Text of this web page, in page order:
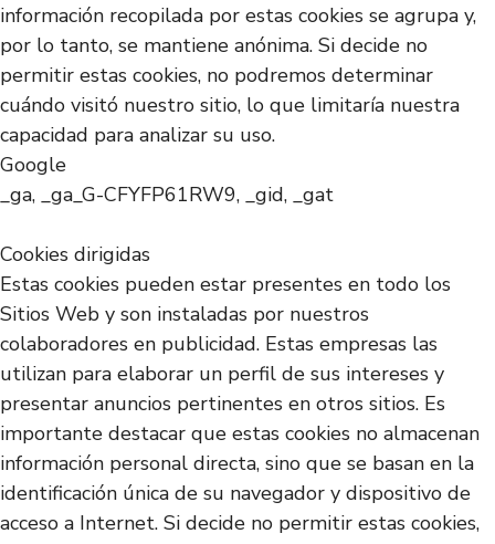
información recopilada por estas cookies se agrupa y,
por lo tanto, se mantiene anónima. Si decide no
permitir estas cookies, no podremos determinar
cuándo visitó nuestro sitio, lo que limitaría nuestra
capacidad para analizar su uso.
Google
_ga, _ga_G-CFYFP61RW9, _gid, _gat
Cookies dirigidas
Estas cookies pueden estar presentes en todo los
Sitios Web y son instaladas por nuestros
colaboradores en publicidad. Estas empresas las
utilizan para elaborar un perfil de sus intereses y
presentar anuncios pertinentes en otros sitios. Es
importante destacar que estas cookies no almacenan
información personal directa, sino que se basan en la
identificación única de su navegador y dispositivo de
acceso a Internet. Si decide no permitir estas cookies,